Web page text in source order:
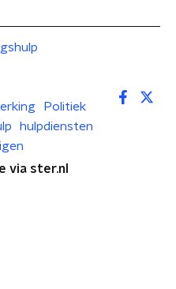
Politiek
hulpdiensten
via ster.nl